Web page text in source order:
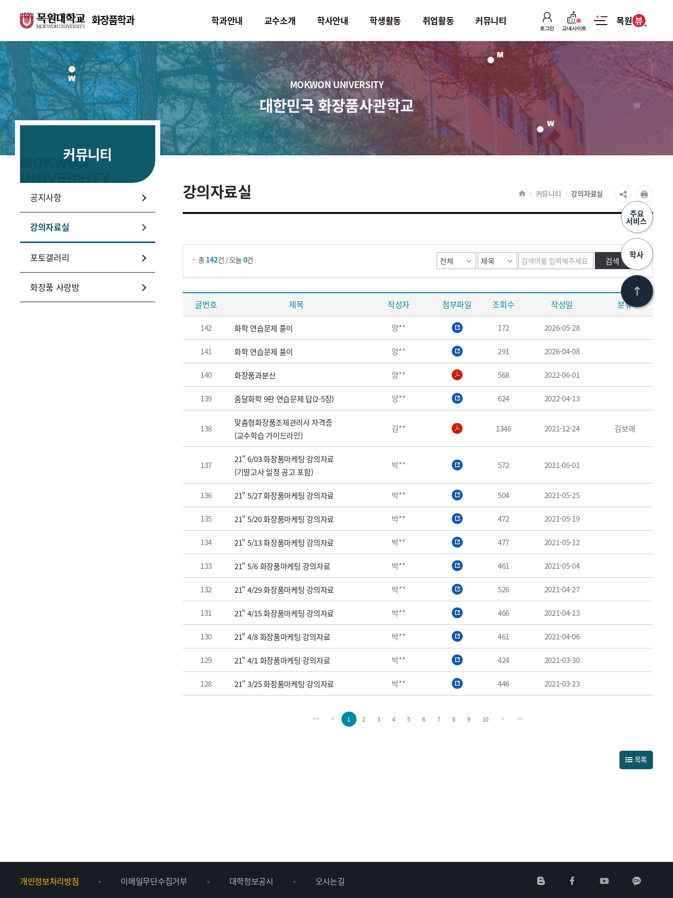
화장품학과
로그인 교내사이트
목원 뷰
학과안내
학과안내
학과소개
연혁
위치 및 연락처
취업과 진로
특성화 전략
교수소개
교수소개
교수소개
학사안내
학사안내
교과과정
교과목소개
졸업요구조건
학교생활
직무기술서
학생활동
학생활동
학생회
동아리 정보
학술활동
취업활동
취업활동
취업 및 산학협력
졸업생 취·창업 후기
취업/채용정보
커뮤니티
커뮤니티
공지사항
강의자료실
포토갤러리
주요
서비스
학사
MOKWON UNIVERSITY
대한민국 화장품사관학교
커뮤니티
공지사항
강의자료실
포토갤러리
화장품 사랑방
강의자료실 커뮤니티 강의자료실
총142 건 / 오늘0건
강의자료실
글번호 제목 작성자 첨부파일 조회수 작성일 분류
142 화학 연습문제 풀이 양** 172 2026-05-28
141 화학 연습문제 풀이 양** 291 2026-04-08
140 화장품과분산 양** 568 2022-06-01
139 줌달화학 9판 연습문제 답(2-5장) 양** 624 2022-04-13
138
맞춤형화장품조제관리사 자격증
(교수학습 가이드라인)
김** 1346 2021-12-24 김보애
137
21" 6/03 화장품마케팅 강의자료
(기말고사 일정 공고 포함)
박** 572 2021-06-01
136 21" 5/27 화장품마케팅 강의자료 박** 504 2021-05-25
135 21" 5/20 화장품마케팅 강의자료 박** 472 2021-05-19
134 21" 5/13 화장품마케팅 강의자료 박** 477 2021-05-12
133 21" 5/6 화장품마케팅 강의자료 박** 461 2021-05-04
132 21" 4/29 화장품마케팅 강의자료 박** 526 2021-04-27
131 21" 4/15 화장품마케팅 강의자료 박** 466 2021-04-13
130 21" 4/8 화장품마케팅 강의자료 박** 461 2021-04-06
129 21" 4/1 화장품마케팅 강의자료 박** 424 2021-03-30
128 21" 3/25 화장품마케팅 강의자료 박** 446 2021-03-23
<< < 1 2 3 4 5 6 7 8 9 10 > >>
목록
개인정보처리방침 이메일무단수집거부 대학정보공시 오시는길